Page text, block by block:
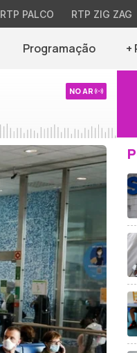
RTP PALCO RTP ZIG ZAG
Programação +
NO AR